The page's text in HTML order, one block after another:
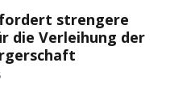
strengere
die Verleihung der